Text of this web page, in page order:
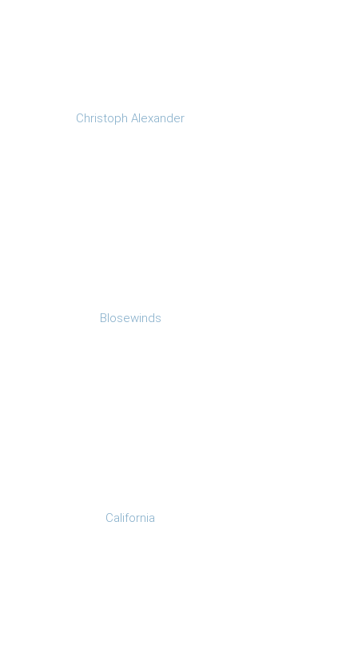
Christoph Alexander
Blosewinds
California